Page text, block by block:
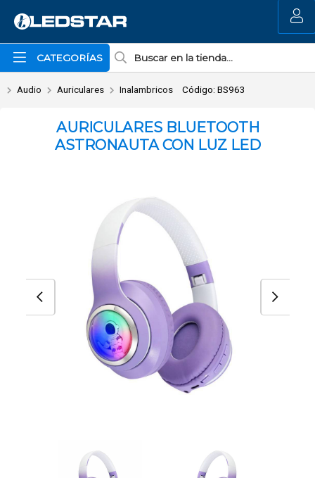
Enviar a email
CATEGORÍAS
MI COMPRA
Audio Auriculares Inalambricos Código: BS963
AURICULARES BLUETOOTH
ASTRONAUTA CON LUZ LED